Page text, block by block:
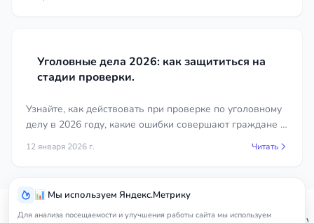
📊 Мы используем Яндекс.Метрику
Для анализа посещаемости и улучшения работы сайта мы используем
Чем раньше в деле появляется адвокат, тем
больше у защиты пространства для манёвра. На
ранней стадии ещё можно не допустить ошибок в
показаниях, оспорить незаконные действия
квалификацию обвинения. Когда дело уже
Если вы или ваш близкий столкнулись с
уголовным преследованием в регионе Республика
Коми, не оставайтесь один на один с системой.
охватывает и кажется, что выхода нет. Но в самые
Уголовные дела 2026: как защититься на
стадии проверки.
Узнайте, как действовать при проверке по уголовному
делу в 2026 году, какие ошибки совершают граждане и
бизнес, и почему ранняя защита адвоката часто
спасает от возбуждения дела. Автор — Халиков
12 января 2026 г. Читать
Главная
Услуги
Республика Коми Адвокат по